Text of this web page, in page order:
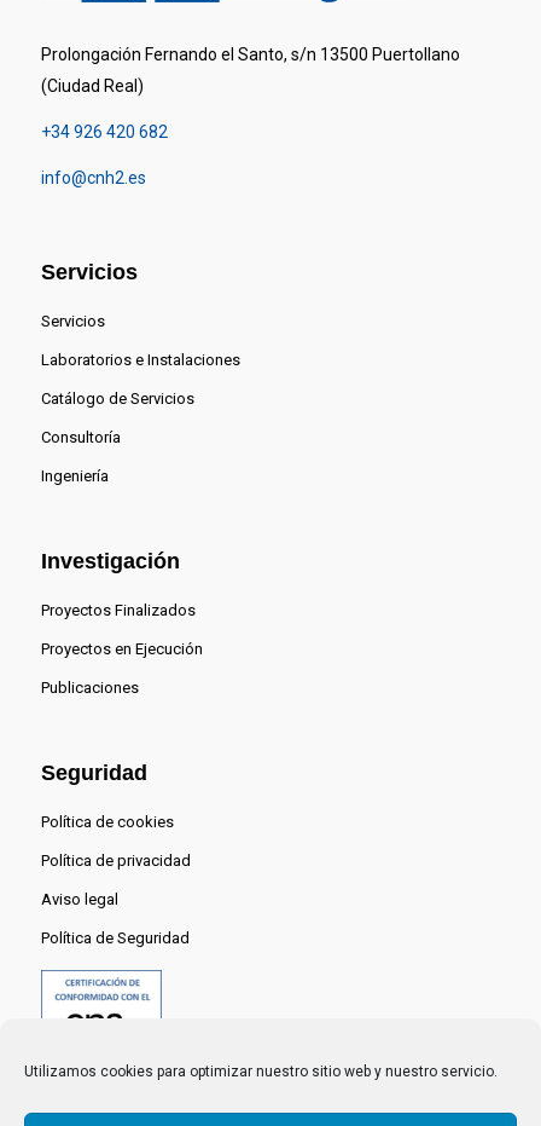
Utilizamos cookies para optimizar nuestro sitio web y nuestro servicio.
Prolongación Fernando el Santo, s/n 13500 Puertollano
(Ciudad Real)
+34 926 420 682
info@cnh2.es
Servicios
Servicios
Laboratorios e Instalaciones
Catálogo de Servicios
Consultoría
Ingeniería
Investigación
Proyectos Finalizados
Proyectos en Ejecución
Publicaciones
Seguridad
Política de cookies
Política de privacidad
Aviso legal
Política de Seguridad